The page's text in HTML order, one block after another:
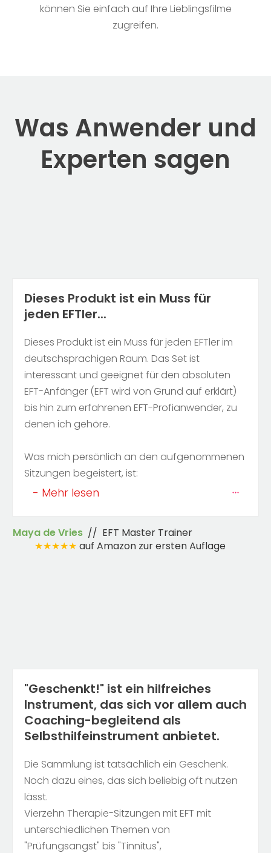
können Sie einfach auf Ihre Lieblingsfilme
zugreifen.
Was Anwender und
Experten sagen
Dieses Produkt ist ein Muss für
jeden EFTler...
Dieses Produkt ist ein Muss für jeden EFTler im
deutschsprachigen Raum. Das Set ist
interessant und geeignet für den absoluten
EFT-Anfänger (EFT wird von Grund auf erklärt)
bis hin zum erfahrenen EFT-Profianwender, zu
denen ich gehöre.
Was mich persönlich an den aufgenommenen
Sitzungen begeistert, ist:
- Mehr lesen
Maya de Vries // EFT Master Trainer
★★★★★ auf Amazon zur ersten Auflage
"Geschenkt!" ist ein hilfreiches
Instrument, das sich vor allem auch
Coaching-begleitend als
Selbsthilfeinstrument anbietet.
Die Sammlung ist tatsächlich ein Geschenk.
Noch dazu eines, das sich beliebig oft nutzen
lässt.
Vierzehn Therapie-Sitzungen mit EFT mit
unterschiedlichen Themen von
"Prüfungsangst" bis "Tinnitus",